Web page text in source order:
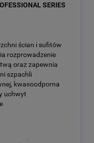
SERIES
ścian i sufitów
rozprowadzenie
oraz zapewnia
szpachli
kwasoodporna
uchwyt